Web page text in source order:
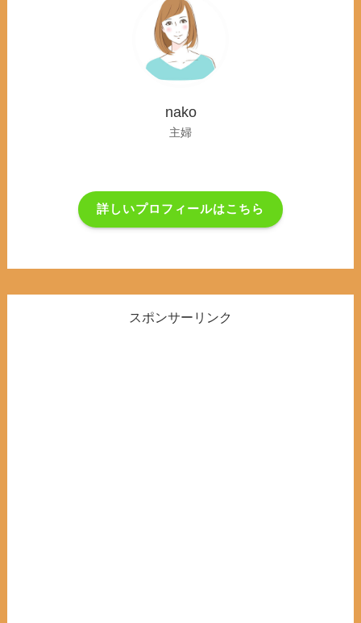
nako
主婦
詳しいプロフィールはこちら
スポンサーリンク